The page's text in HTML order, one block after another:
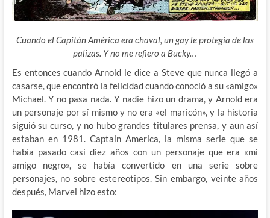
Cuando el Capitán América era chaval, un gay le protegía de las
palizas. Y no me refiero a Bucky…
Es entonces cuando Arnold le dice a Steve que nunca llegó a
casarse, que encontró la felicidad cuando conoció a su «amigo»
Michael. Y no pasa nada. Y nadie hizo un drama, y Arnold era
un personaje por sí mismo y no era «el maricón», y la historia
siguió su curso, y no hubo grandes titulares prensa, y aun así
estaban en 1981. Captain America, la misma serie que se
había pasado casi diez años con un personaje que era «mi
amigo negro», se había convertido en una serie sobre
personajes, no sobre estereotipos. Sin embargo, veinte años
después, Marvel hizo esto: